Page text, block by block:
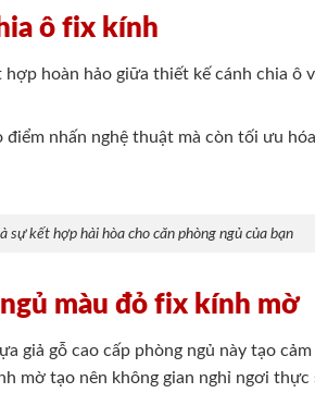
ô fix kính
hoàn hảo giữa thiết kế cánh chia ô
nhấn nghệ thuật mà còn tối ưu
sự kết hợp hài hòa cho căn phòng ngủ của bạn
màu đỏ fix kính mờ
giả gỗ cao cấp phòng ngủ này tạo
mờ tạo nên không gian nghỉ ngơi